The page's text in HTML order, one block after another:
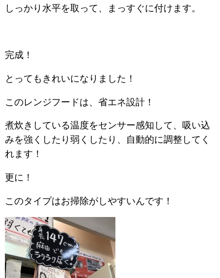
しっかり水平を取って、まっすぐに付けます。
完成！
とってもきれいになりました！
このレンジフードは、省エネ設計！
煮炊きしている温度をセンサー感知して、吸い込
みを強くしたり弱くしたり、自動的に調整してく
れます！
更に！
このタイプはお掃除がしやすいんです！